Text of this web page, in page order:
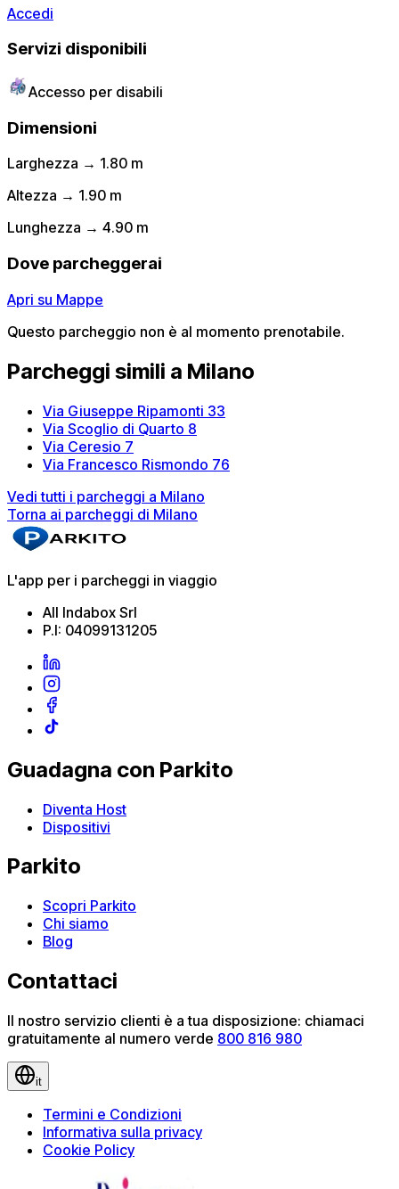
Accedi
Servizi disponibili
Accesso per disabili
Dimensioni
Larghezza → 1.80 m
Altezza → 1.90 m
Lunghezza → 4.90 m
Dove parcheggerai
Apri su Mappe
Questo parcheggio non è al momento prenotabile.
Parcheggi simili a Milano
Via Giuseppe Ripamonti 33
Via Scoglio di Quarto 8
Via Ceresio 7
Via Francesco Rismondo 76
Vedi tutti i parcheggi a Milano
Torna ai parcheggi di Milano
L'app per i parcheggi in viaggio
All Indabox Srl
P.I: 04099131205
Guadagna con Parkito
Diventa Host
Dispositivi
Parkito
Scopri Parkito
Chi siamo
Blog
Contattaci
Il nostro servizio clienti è a tua disposizione: chiamaci
gratuitamente al numero verde 800 816 980
it
Termini e Condizioni
Informativa sulla privacy
Cookie Policy